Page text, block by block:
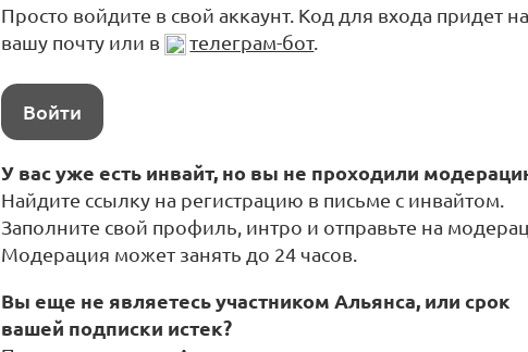
Просто войдите в свой аккаунт. Код для входа придет на
вашу почту или в
телеграм-бот.
Войти
У вас уже есть инвайт, но вы не проходили
Найдите ссылку на регистрацию в письме с инвайтом.
Заполните свой профиль, интро и отправьте на
Модерация может занять до 24 часов.
Вы еще не являетесь участником Альянса, или срок
вашей подписки истек?